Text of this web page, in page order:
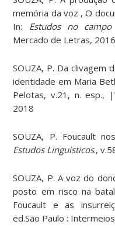
memória da voz , O
In: Estudos no
Mercado de Letras,
SOUZA, P. Da clivagem
identidade em Maria
Pelotas, v.21, n. esp.,
2018
SOUZA, P. Foucault
Estudos Linguisticos.,
SOUZA, P. A voz do
posto em risco na
Foucault e as
ed.São Paulo :